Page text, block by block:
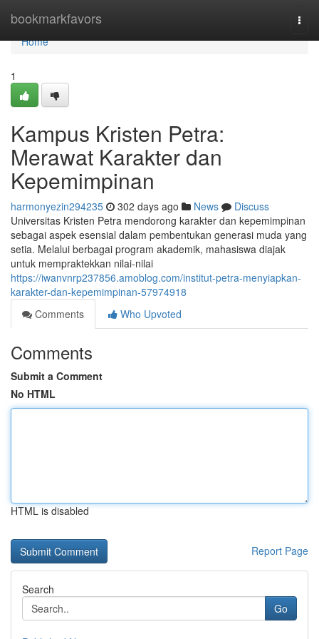
bookmarkfavors
Home
Home
1
Kampus Kristen Petra:
Merawat Karakter dan
Kepemimpinan
harmonyezin294235 302 days ago News
Discuss
Universitas Kristen Petra mendorong karakter dan kepemimpinan
sebagai aspek esensial dalam pembentukan generasi muda yang
setia. Melalui berbagai program akademik, mahasiswa diajak
untuk mempraktekkan nilai-nilai
https://iwanvnrp237856.amoblog.com/institut-petra-menyiapkan-
karakter-dan-kepemimpinan-57974918
Comments
Who Upvoted
Comments
Submit a Comment
No HTML
HTML is disabled
Report Page
Search
Go